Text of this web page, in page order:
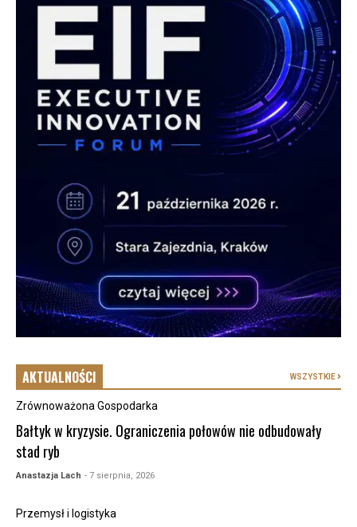
AKTUALNOŚCI WSZYSTKIE
Zrównoważona Gospodarka
Bałtyk w kryzysie. Ograniczenia połowów nie odbudowały
stad ryb
Anastazja Lach - 7 sierpnia, 2026
Przemysł i logistyka